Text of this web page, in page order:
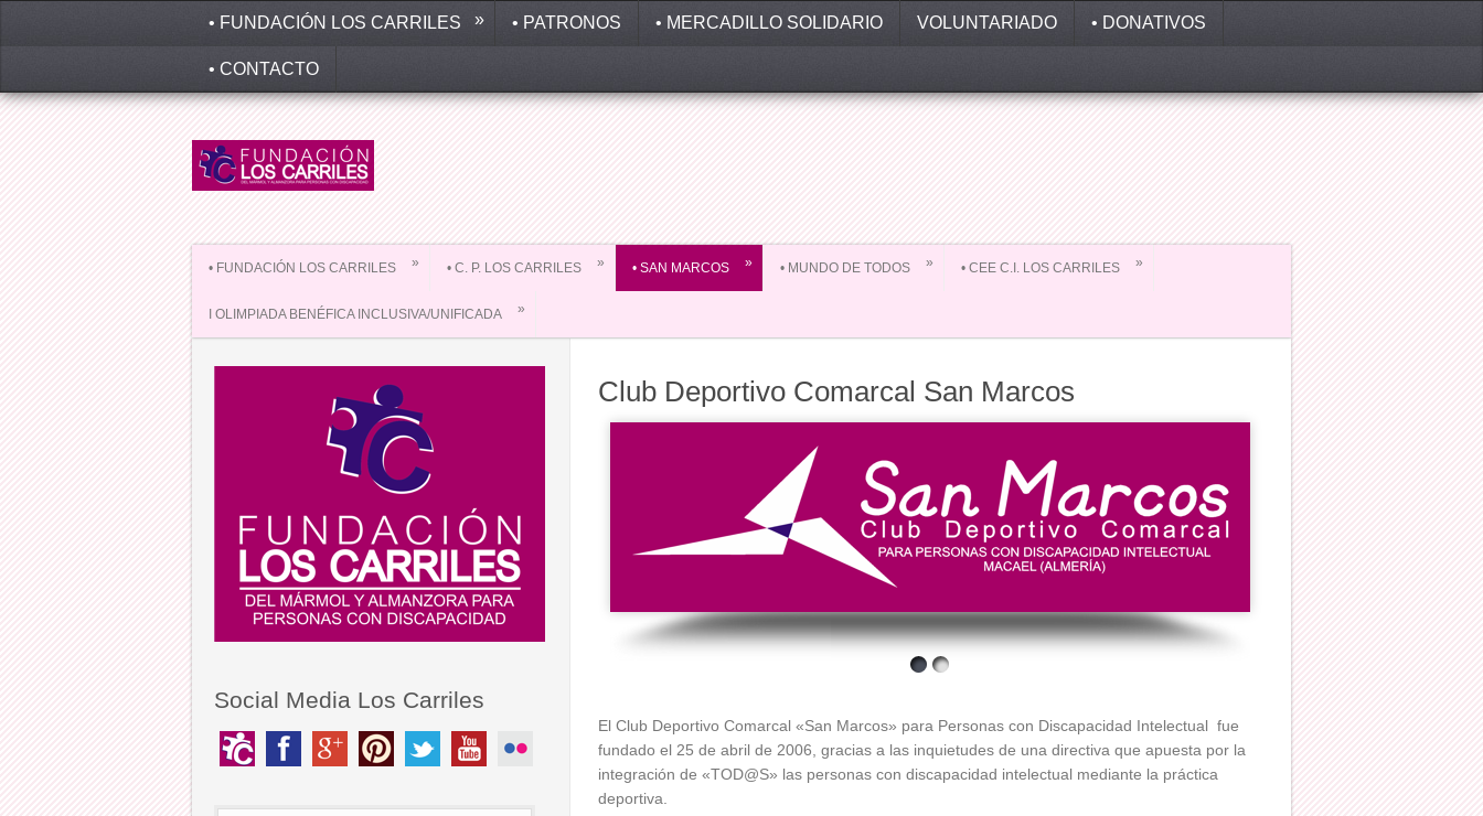
• FUNDACIÓN LOS CARRILES » • PATRONOS • MERCADILLO SOLIDARIO VOLUNTARIADO • DONATIVOS
• CONTACTO
• FUNDACIÓN LOS CARRILES » • C. P. LOS CARRILES » • SAN MARCOS » • MUNDO DE TODOS » • CEE C.I. LOS CARRILES »
I OLIMPIADA BENÉFICA INCLUSIVA/UNIFICADA »
Club Deportivo Comarcal San Marcos
El Club Deportivo Comarcal «San Marcos» para Personas con Discapacidad Intelectual fue
fundado el 25 de abril de 2006, gracias a las inquietudes de una directiva que apuesta por la
integración de «TOD@S» las personas con discapacidad intelectual mediante la práctica
deportiva.
Social Media Los Carriles